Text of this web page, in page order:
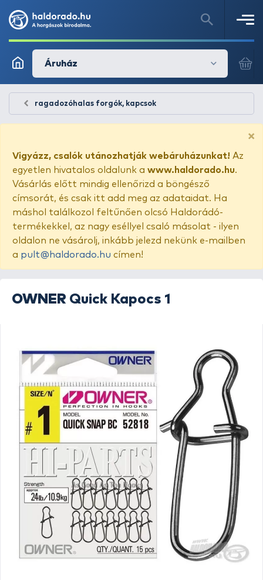
Áruház
ragadozóhalas forgók, kapcsok
×
Vigyázz, csalók utánozhatják webáruházunkat! Az
egyetlen hivatalos oldalunk a www.haldorado.hu.
Vásárlás előtt mindig ellenőrizd a böngésző
címsorát, és csak itt add meg az adataidat. Ha
máshol találkozol feltűnően olcsó Haldorádó-
termékekkel, az nagy eséllyel csaló másolat - ilyen
oldalon ne vásárolj, inkább jelezd nekünk e-mailben
a pult@haldorado.hu címen!
OWNER Quick Kapocs 1